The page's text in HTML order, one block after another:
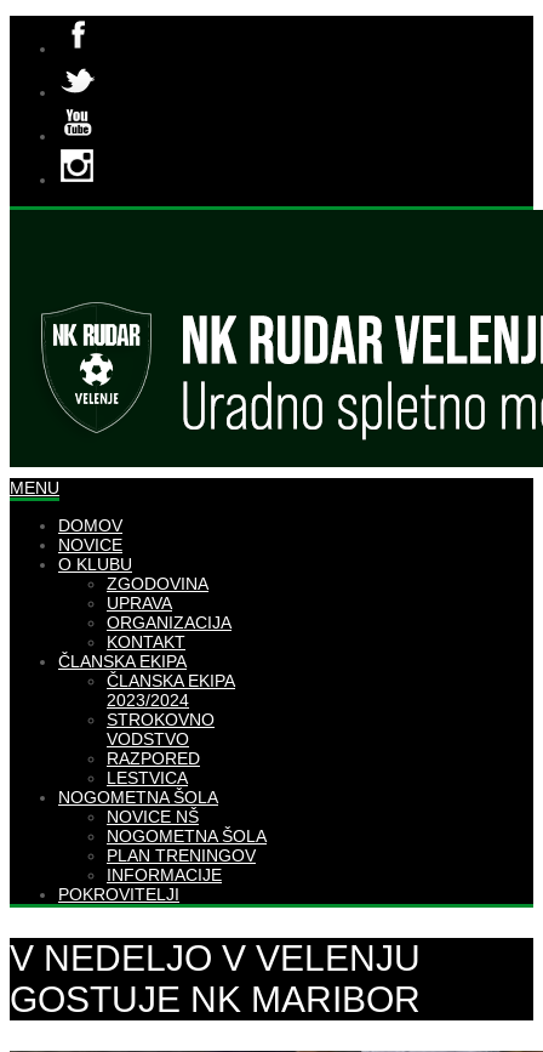
MENU
DOMOV
NOVICE
O KLUBU
ZGODOVINA
UPRAVA
ORGANIZACIJA
KONTAKT
ČLANSKA EKIPA
ČLANSKA EKIPA
2023/2024
STROKOVNO
VODSTVO
RAZPORED
LESTVICA
NOGOMETNA ŠOLA
NOVICE NŠ
NOGOMETNA ŠOLA
PLAN TRENINGOV
INFORMACIJE
POKROVITELJI
V NEDELJO V VELENJU
GOSTUJE NK MARIBOR